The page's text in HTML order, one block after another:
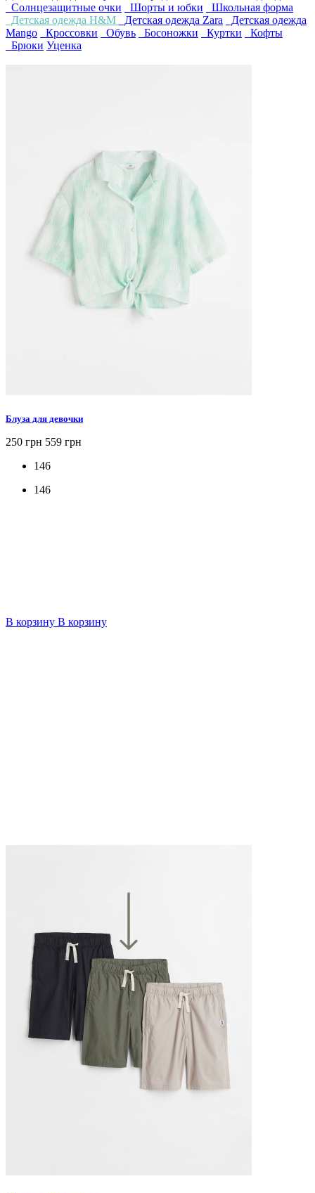
Солнцезащитные очки
Шорты и юбки
Школьная форма
Детская одежда H&M
Детская одежда Zara
Детская одежда
Mango
Кроссовки Обувь Босоножки Куртки
Кофты
Брюки Уценка
Блуза для девочки
250 грн 559 грн
146
146
В корзину В корзину